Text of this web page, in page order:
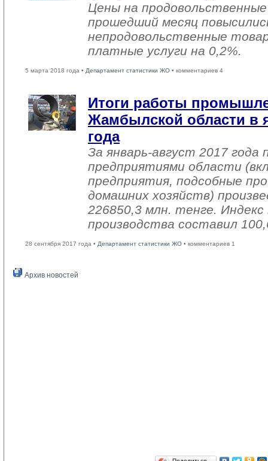
Цены на
прошедший месяц
непродовольственные
платные услуги на 0,2%.
5 марта 2018 года • Департамент статистики ЖО • комментариев 4
Итоги работы
Жамбылской области в
года
За январь-август 2017
предприятиями области
предприятия, подсобные
домашних хозяйств)
226850,3 млн. тенге.
производства составил
28 сентября 2017 года • Департамент статистики ЖО • комментариев 1
Архив новостей